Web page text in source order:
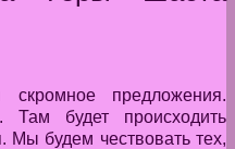
предложения.
будет происходить
Мы будем чествовать тех,